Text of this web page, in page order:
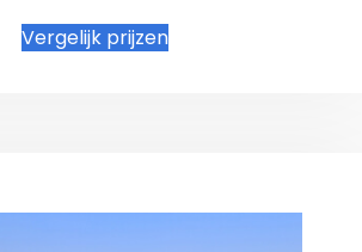
Vergelijk prijzen